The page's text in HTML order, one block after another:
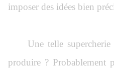
imposer des idées bien
Une telle supercherie
produire ? Probablement